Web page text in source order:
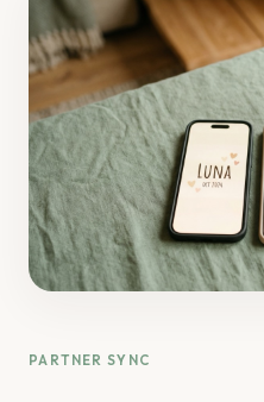
PARTNER SYNC